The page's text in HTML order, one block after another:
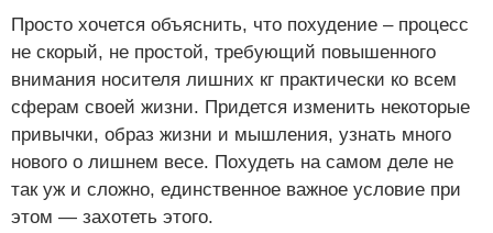
Просто хочется объяснить, что похудение – процесс
не скорый, не простой, требующий повышенного
внимания носителя лишних кг практически ко всем
сферам своей жизни. Придется изменить некоторые
привычки, образ жизни и мышления, узнать много
нового о лишнем весе. Похудеть на самом деле не
так уж и сложно, единственное важное условие при
этом — захотеть этого.